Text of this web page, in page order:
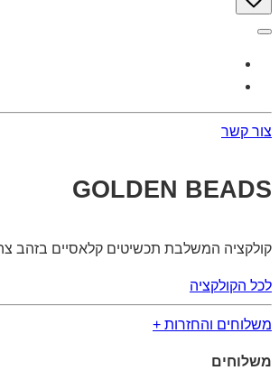
צור קשר
GOLDEN BEADS
קולקציה המשלבת תכשיטים קלאסיים בזהב צהוב 18 קראט, עם דינמיות מהפנטת של חרוזי זהב
לכל הקולקציה
משלוחים והחזרות +
משלוחים